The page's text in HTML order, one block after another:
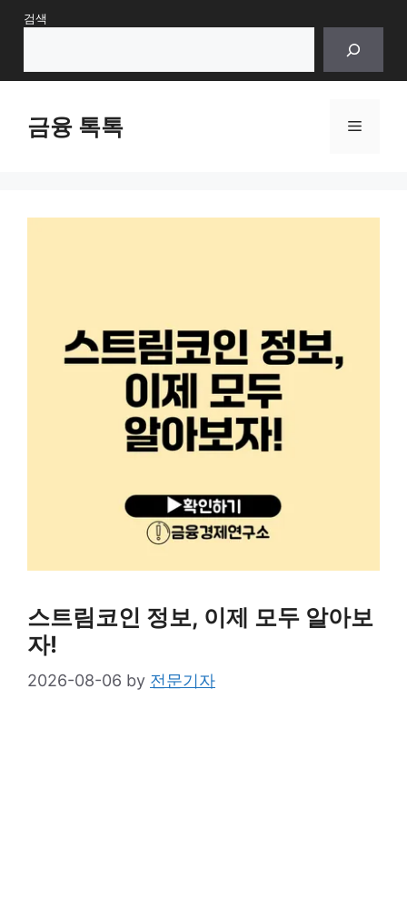
Skip검색
금융 톡톡 Menu
스트림코인 정보, 이제 모두 알아보
자!
2026-08-06 by 전문기자